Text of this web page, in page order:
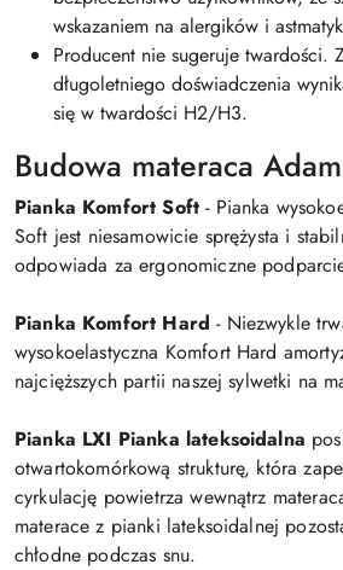
wskazaniem na alergików i
Producent nie sugeruje twardości.
długoletniego doświadczenia
się w twardości H2/H3.
Budowa materaca
Pianka Komfort Soft - Pianka
Soft jest niesamowicie sprężysta i
odpowiada za ergonomiczne
Pianka Komfort Hard - Niezwykle
wysokoelastyczna Komfort Hard
najcięższych partii naszej sylwetki na
Pianka LXI Pianka lateksoidalna
otwartokomórkową strukturę, która
cyrkulację powietrza wewnątrz
materace z pianki lateksoidalnej
chłodne podczas snu.